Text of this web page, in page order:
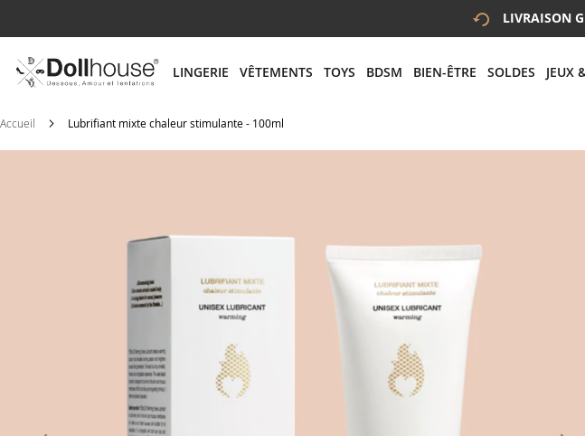
LIVRAISON
LINGERIE VÊTEMENTS TOYS BDSM BIEN-ÊTRE SOLDES JEUX
# ENTREZ AU MOINS 3 CARACTÈRES POUR LANCER LA RECHERCHE
Accueil Lubrifiant mixte chaleur stimulante - 100ml